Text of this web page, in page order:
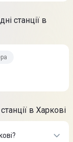
станції в
в Харкові